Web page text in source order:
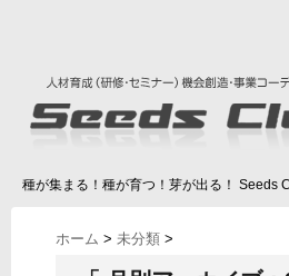
種が集まる！種が育つ！芽が出る！ Seeds
ホーム > 未分類 >